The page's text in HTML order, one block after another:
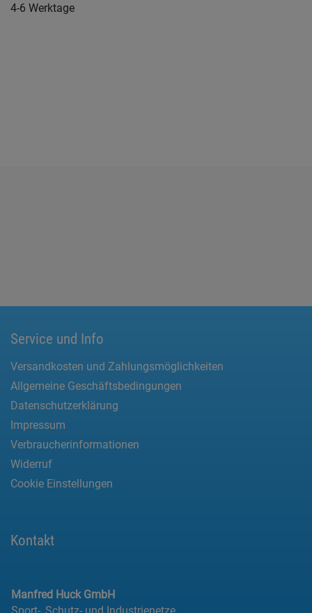
4-6 Werktage
Service und Info
Versandkosten und Zahlungsmöglichkeiten
Allgemeine Geschäftsbedingungen
Datenschutzerklärung
Impressum
Verbraucherinformationen
Widerruf
Cookie Einstellungen
Kontakt
Manfred Huck GmbH